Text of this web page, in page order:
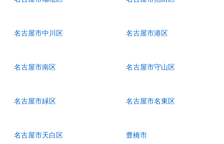
名古屋市中川区 名古屋市港区
名古屋市南区 名古屋市守山区
名古屋市緑区 名古屋市名東区
名古屋市天白区 豊橋市